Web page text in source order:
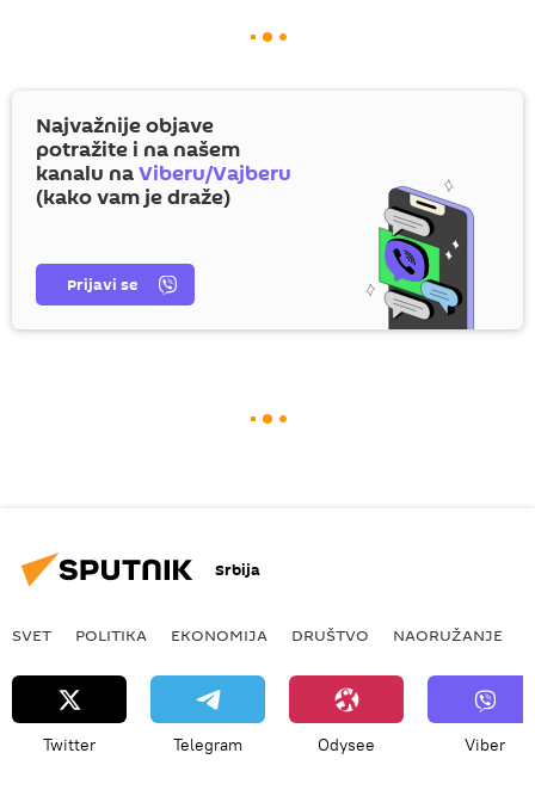
Najvažnije objave
potražite i na našem
kanalu naViberu/Vajberu
(kako vam je draže)
Prijavi se
Srbija
SVET POLITIKA EKONOMIJA DRUŠTVO NAORUŽANJE
Twitter Telegram Odysee Viber